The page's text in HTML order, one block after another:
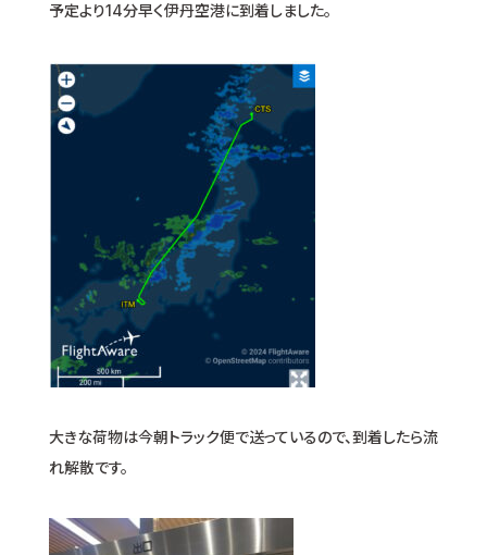
予定より14分早く伊丹空港に到着しました。
大きな荷物は今朝トラック便で送っているので、到着したら流
れ解散です。